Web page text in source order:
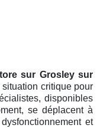
sur Grosley sur
critique pour
disponibles
se déplacent à
et